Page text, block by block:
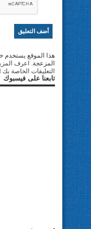
هذا الموقع يستخدم
المزعجة. اعرف
التعليقات الخاصة بك processed
تابعنا على فيسبوك